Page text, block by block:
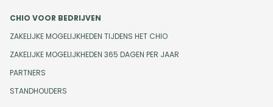
CHIO VOOR BEDRIJVEN
ZAKELIJKE MOGELIJKHEDEN TIJDENS HET CHIO
ZAKELIJKE MOGELIJKHEDEN 365 DAGEN PER JAAR
PARTNERS
STANDHOUDERS